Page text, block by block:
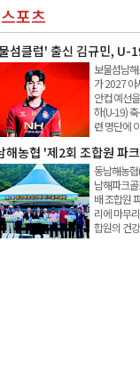
스포츠
섬클럽' 출신 김규민, U-
보물섬남
가 2027 아
안컵 예선
하(U-19)
련 명단에
해농협 '제2회 조합원 파
동남해농
남해파크
배 조합원
리에 마무
합원의 건